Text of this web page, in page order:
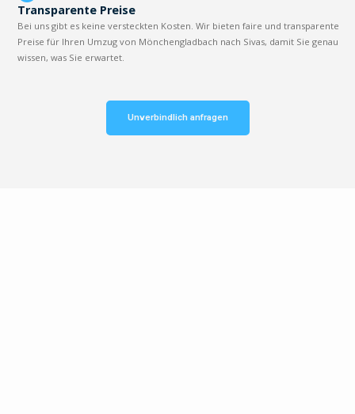
Transparente Preise
Bei uns gibt es keine versteckten Kosten. Wir bieten faire und transparente
Preise für Ihren Umzug von Mönchengladbach nach Sivas, damit Sie genau
wissen, was Sie erwartet.
Unverbindlich anfragen